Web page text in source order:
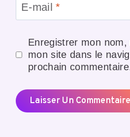
E-mail*
Enregistrer mon
mon site dans le
prochain